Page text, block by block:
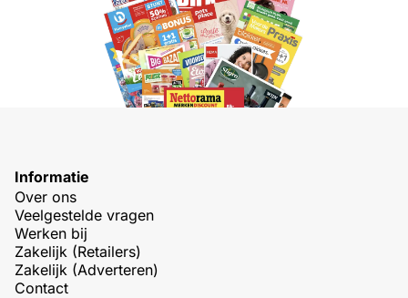
Informatie
Over ons
Veelgestelde vragen
Werken bij
Zakelijk (Retailers)
Zakelijk (Adverteren)
Contact